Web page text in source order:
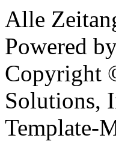
Alle
Powered
Copyright
Solutions,
Template-